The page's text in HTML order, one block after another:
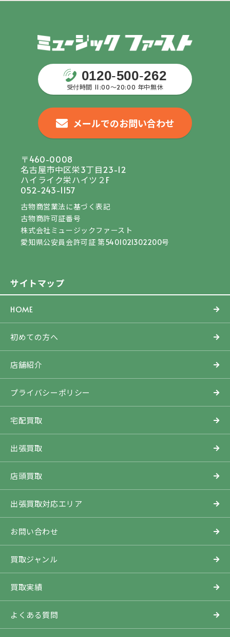
サイトマップ
HOME
初めての方へ
店舗紹介
プライバシーポリシー
宅配買取
出張買取
店頭買取
出張買取対応エリア
お問い合わせ
買取ジャンル
買取実績
よくある質問
0120-500-262
受付時間 11:00〜20:00 年中無休
メールでのお問い合わせ
〒460-0008
名古屋市中区栄3丁目23-12
ハイライク栄ハイツ２F
052-243-1157
古物商営業法に基づく表記
古物商許可証番号
株式会社ミュージックファースト
愛知県公安員会許可証 第5401021302200号